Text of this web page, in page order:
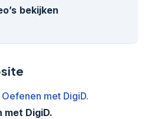
bekijken
Oefenen met DigiD.
met DigiD.